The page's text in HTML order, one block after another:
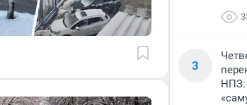
3
НПЗ: